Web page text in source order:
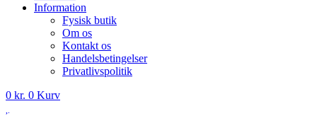
Information
Fysisk butik
Om os
Kontakt os
Handelsbetingelser
Privatlivspolitik
0 kr. 0 Kurv